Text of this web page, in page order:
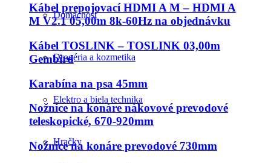
Domácnosť
Drogéria a kozmetika
Elektro a biela technika
Hračky
Kábel prepojovací HDMI A M – HDMI A
M V2.1 05,00m 8k-60Hz na objednávku
Kábel TOSLINK – TOSLINK 03,00m
Gembird
Karabína na psa 45mm
Nožnice na konáre nákovové prevodové
teleskopické, 670-920mm
Nožnice na konáre prevodové 730mm